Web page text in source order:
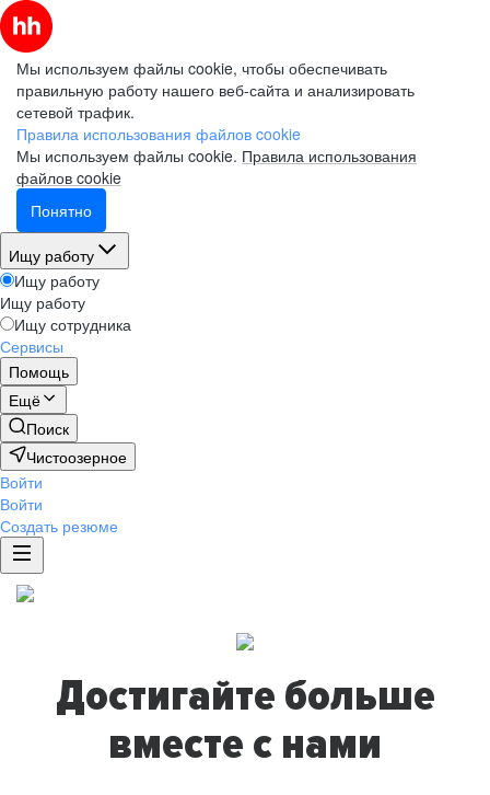
Мы используем файлы cookie, чтобы обеспечивать
правильную работу нашего веб-сайта и анализировать
сетевой трафик.
Правила использования файлов cookie
Мы используем файлы cookie. Правила использования
файлов cookie
Понятно
Ищу работу
Ищу работу
Ищу работу
Ищу сотрудника
Сервисы
Помощь
Ещё
Поиск
Чистоозерное
Войти
Войти
Создать резюме
Достигайте больше
вместе с нами